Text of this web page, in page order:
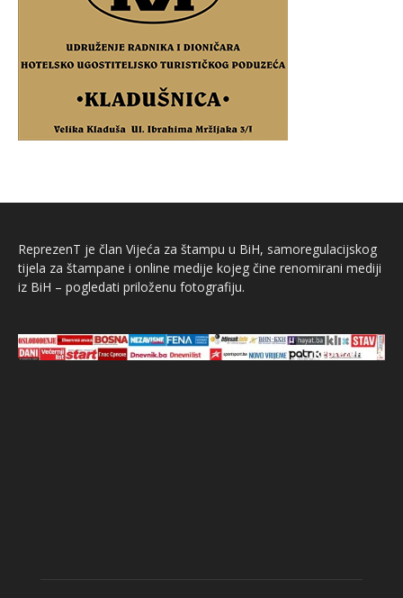
ReprezenT je član Vijeća za štampu u BiH, samoregulacijskog
tijela za štampane i online medije kojeg čine renomirani mediji
iz BiH – pogledati priloženu fotografiju.